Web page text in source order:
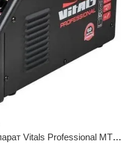
Сварочный аппарат Vitals Professional MTC 4000 Air